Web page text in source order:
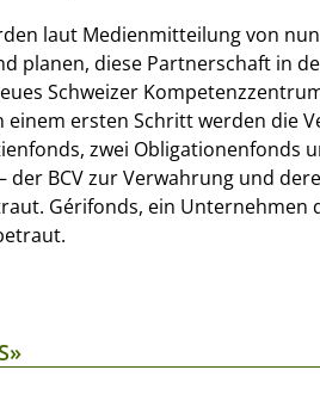
laut Medienmitteilung von
planen, diese Partnerschaft in
Schweizer
einem ersten Schritt werden die
zwei Obligationenfonds
der BCV zur Verwahrung und
Gérifonds, ein Unternehmen